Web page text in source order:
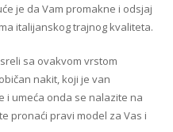
je da Vam promakne i odsjaj
italijanskog trajnog kvaliteta.
sa ovakvom vrstom
nakit, koji je van
i umeća onda se nalazite na
pronaći pravi model za Vas i